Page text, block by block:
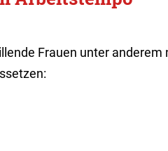
Frauen unter anderem